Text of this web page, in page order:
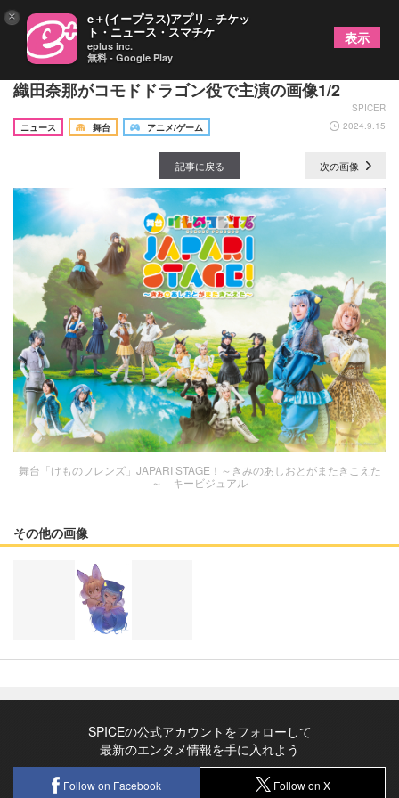
『けものフレンズ』10周年新作舞台の上演が決定
織田奈那がコモドドラゴン役で主演の画像1/2
SPICER
ニュース
舞台 アニメ/ゲーム 2024.9.15
記事に戻る 次の画像
舞台「けものフレンズ」JAPARI STAGE！～きみのあしおとがまたきこえた
～ キービジュアル
その他の画像
SPICEの公式アカウントをフォローして
最新のエンタメ情報を手に入れよう
Follow on Facebook Follow on X
× e＋(イープラス)アプリ - チケッ
ト・ニュース・スマチケ
eplus inc.
無料 - Google Play
表示